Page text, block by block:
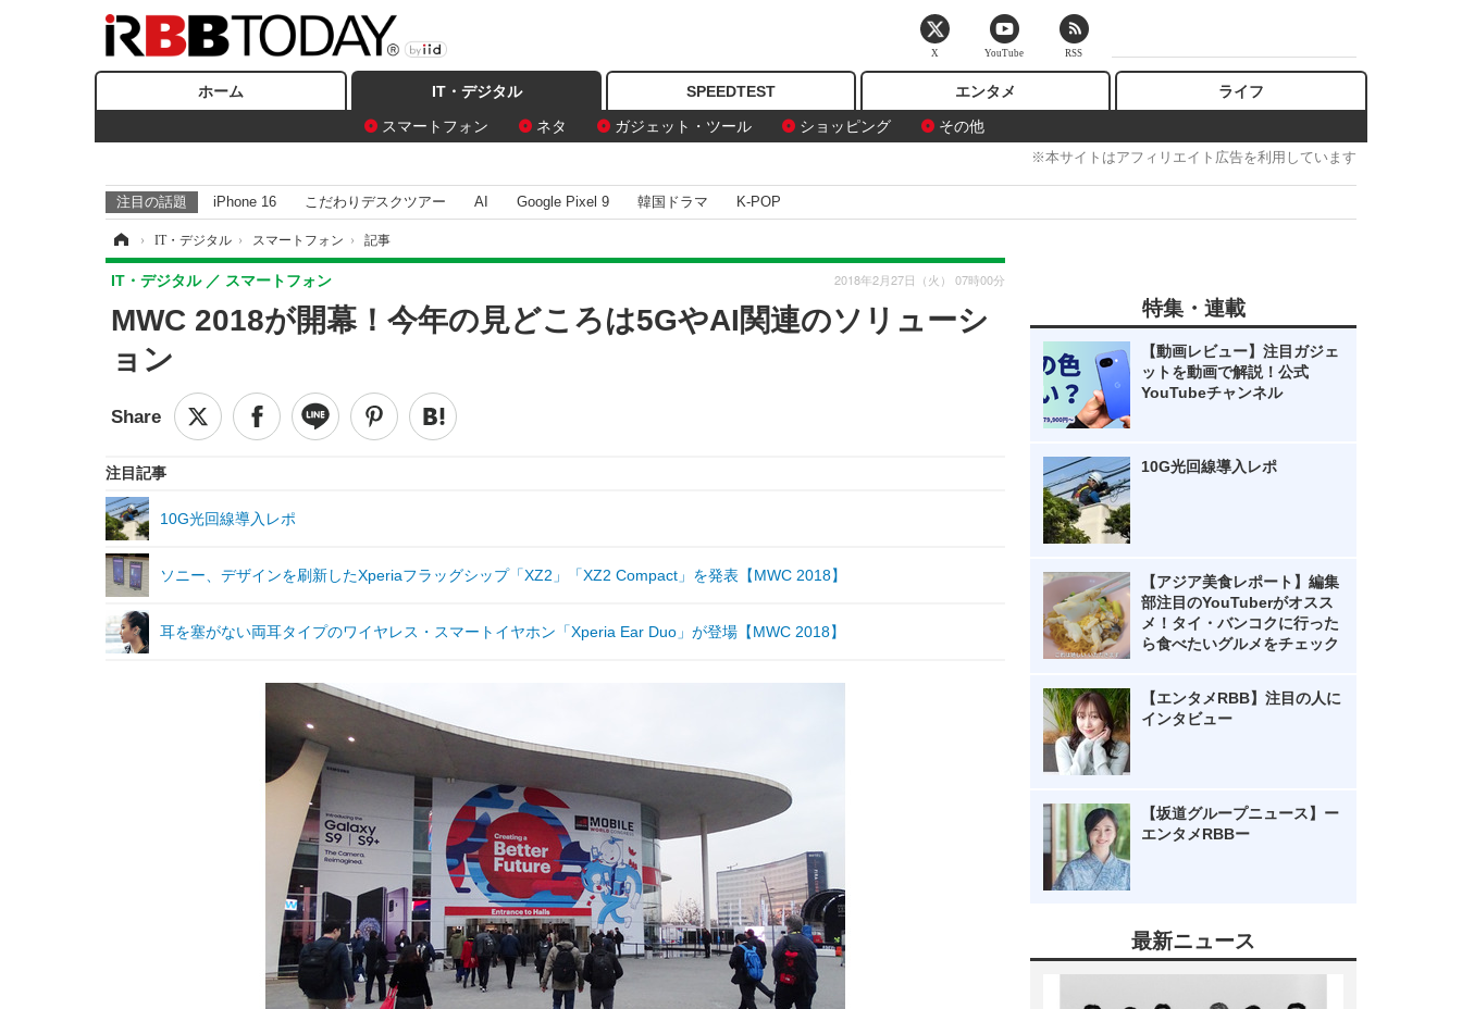
ホーム
IT・デジタル
スマートフォン
ネタ ガジェット・ツール ショッピング その他
SPEEDTEST エンタメ ライフ
※本サイトはアフィリエイト広告を利用しています
注目の話題 iPhone 16 こだわりデスクツアー AI Google Pixel 9 韓国ドラマ K-POP
› IT・デジタル › スマートフォン › 記事
MWC 2018が開幕！今年の見どころは5GやAI関連のソリューシ
ョン
IT・デジタル スマートフォン 2018年2月27日（火） 07時00分
注目記事
10G光回線導入レポ
ソニー、デザインを刷新したXperiaフラッグシップ「XZ2」「XZ2 Compact」を発表【MWC 2018】
耳を塞がない両耳タイプのワイヤレス・スマートイヤホン「Xperia Ear Duo」が登場【MWC 2018】
特集・連載
【動画レビュー】注目ガジェ
ットを動画で解説！公式
YouTubeチャンネル
10G光回線導入レポ
【アジア美食レポート】編集
部注目のYouTuberがオスス
メ！タイ・バンコクに行った
ら食べたいグルメをチェック
【エンタメRBB】注目の人に
インタビュー
【坂道グループニュース】ー
エンタメRBBー
最新ニュース
X YouTube RSS